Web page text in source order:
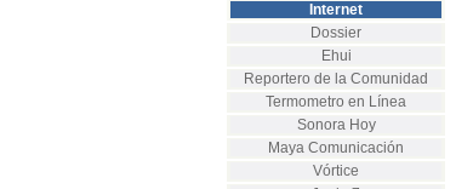
Internet
Dossier
Ehui
Reportero de la Comunidad
Termometro en Línea
Sonora Hoy
Maya Comunicación
Vórtice